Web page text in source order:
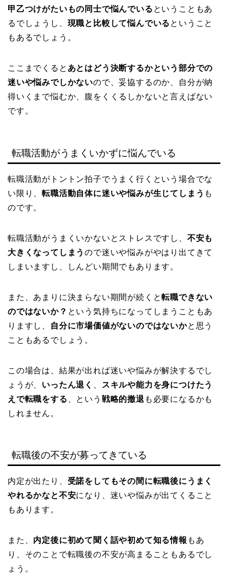
甲乙つけがたいもの同士で悩んでいる ということもあ
るでしょうし、 現職と比較して悩んでいる ということ
もあるでしょう。
ここまでくると あとはどう決断するかという部分での
迷いや悩みでしかないので、妥協するのか、自分が納
得いくまで悩むか、腹をくくるしかないと言えばない
です。
転職活動がうまくいかずに悩んでいる
転職活動がトントン拍子でうまく行くという場合でな
い限り、転職活動自体に迷いや悩みが生じてしまう も
のです。
転職活動がうまくいかないとストレスですし、 不安も
大きくなってしまうので迷いや悩みがやはり出てきて
しまいますし、しんどい期間でもあります。
また、あまりに決まらない期間が続くと転職できない
のではないか？ という気持ちになってしまうこともあ
りますし、
自分に市場価値がないのではないかと思う
こともあるでしょう。
この場合は、結果が出れば迷いや悩みが解決するでし
ょうが、 いったん退く
スキルや能力を身につけたう
えで転職をする 、という 戦略的撤退 も必要になるかも
しれません。
転職後の不安が募ってきている
内定が出たり、 受諾をしてもその間に転職後にうまく
やれるかなと不安になり、迷いや悩みが出てくること
もあります。
また、 内定後に初めて聞く話や初めて知る情報 もあ
り、そのことで転職後の不安が高まることもあるでし
ょう。